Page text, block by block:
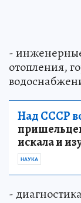
-
отопления,
Над СССР
искала и
НАУКА
-